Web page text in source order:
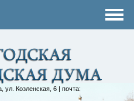
ул. Козленская, 6 | почта: